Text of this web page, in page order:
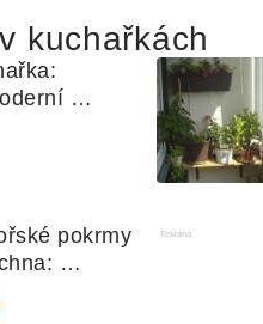
kuchařkách
kuchyně
pokrmy
Reklama